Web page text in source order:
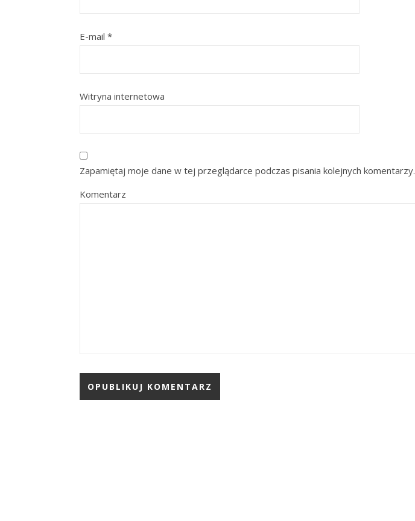
E-mail *
Witryna internetowa
Zapamiętaj moje dane w tej przeglądarce podczas pisania kolejnych komentarzy.
Komentarz